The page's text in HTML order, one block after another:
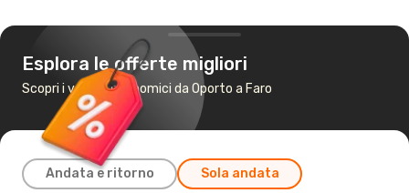
Esplora le offerte migliori
Scopri i voli più economici da Oporto a Faro
Andata e ritorno Sola andata